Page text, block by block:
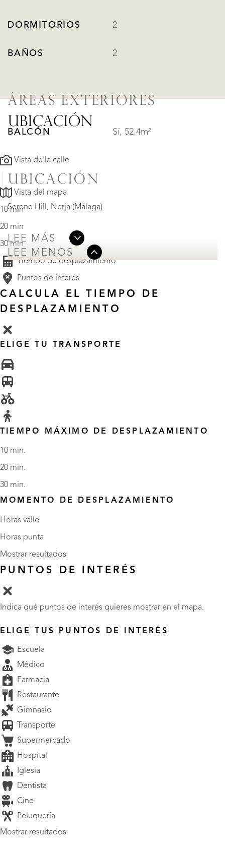
DORMITORIOS 2
BAÑOS 2
ÁREAS EXTERIORES
BALCÓN Sí, 52.4m²
UBICACIÓN
Serene Hill, Nerja (Málaga)
LEE MÁS
LEE MENOS
UBICACIÓN
Vista de la calle
Vista del mapa
10 min
20 min
30 min
Tiempo de desplazamiento
Puntos de interés
CALCULA EL TIEMPO DE
DESPLAZAMIENTO
ELIGE TU TRANSPORTE
TIEMPO MÁXIMO DE DESPLAZAMIENTO
10 min.
20 min.
30 min.
MOMENTO DE DESPLAZAMIENTO
Horas valle
Horas punta
Mostrar resultados
PUNTOS DE INTERÉS
Indica qué puntos de interés quieres mostrar en el mapa.
ELIGE TUS PUNTOS DE INTERÉS
Escuela
Médico
Farmacia
Restaurante
Gimnasio
Transporte
Supermercado
Hospital
Iglesia
Dentista
Cine
Peluquería
Mostrar resultados